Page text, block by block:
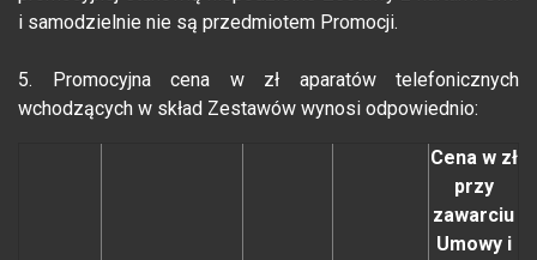
i samodzielnie nie są przedmiotem Promocji.
5. Promocyjna cena w zł aparatów telefonicznych
wchodzących w skład Zestawów wynosi odpowiednio:
Cena w zł
przy
zawarciu
Umowy i